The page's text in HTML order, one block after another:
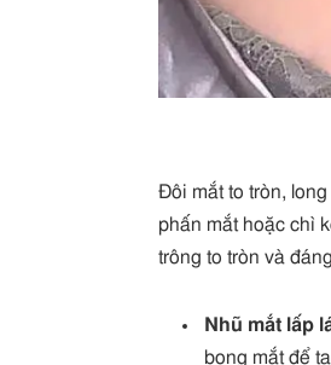
Đôi mắt to tròn,
phấn mắt hoặc chì
trông to tròn và
Nhũ mắt lấp
bọng mắt để